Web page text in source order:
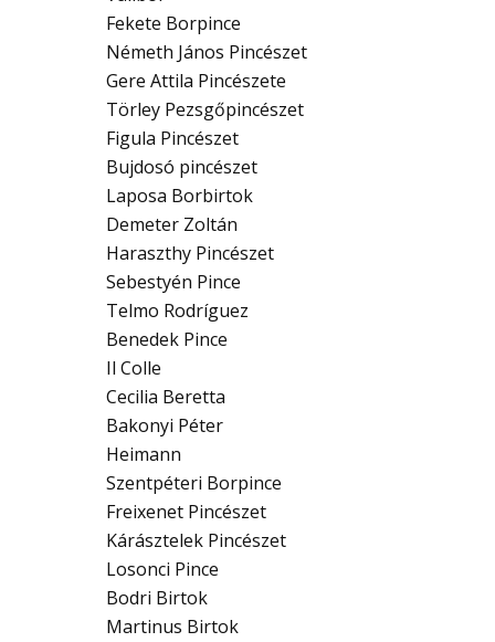
Fekete Borpince
Németh János Pincészet
Gere Attila Pincészete
Törley Pezsgőpincészet
Figula Pincészet
Bujdosó pincészet
Laposa Borbirtok
Demeter Zoltán
Haraszthy Pincészet
Sebestyén Pince
Telmo Rodríguez
Benedek Pince
Il Colle
Cecilia Beretta
Bakonyi Péter
Heimann
Szentpéteri Borpince
Freixenet Pincészet
Kárásztelek Pincészet
Losonci Pince
Bodri Birtok
Martinus Birtok